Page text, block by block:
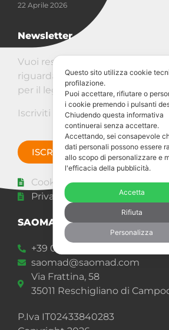
22 Aprile 2026
Newsletter
Vuoi restare aggiornato sullle
riguardanti Saomad e il mondo
per il legno?
Iscriviti alla Newsletter!
ISCRIVITI ORA
Cookie policy
Privacy Statement
SAOMAD 2 s.r.l.
+39 049 92 00 977
saomad@saomad.com
Via Frattina, 58
35011 Reschigliano di
P.Iva IT02433840283
Questo sito utilizza cookie
profilazione.
Puoi accettare, rifiutare o
i cookie premendo i pulsanti
Chiudendo questa informativa
continuerai senza accettare.
Accettando, sei consapevole
dati personali possono essere
allo scopo di personalizzare e
l'efficacia della pubblicità.
Accetta
Rifiuta
Personalizza